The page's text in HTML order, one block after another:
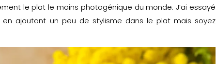
le plat le moins photogénique du monde. J’ai essayé
ajoutant un peu de stylisme dans le plat mais soyez